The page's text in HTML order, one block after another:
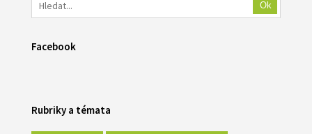
Ok
Facebook
Rubriky a témata